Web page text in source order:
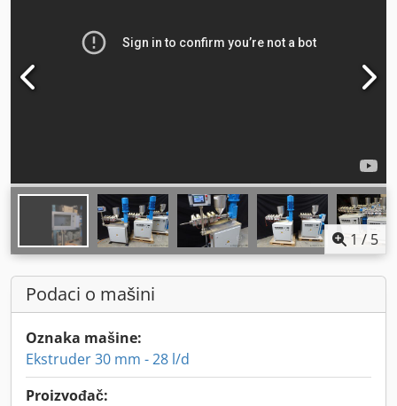
1 / 5
Podaci o mašini
Oznaka mašine:
Ekstruder 30 mm - 28 l/d
Proizvođač: